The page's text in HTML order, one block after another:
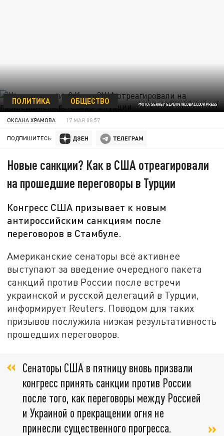
ФОТО: SERGEY ELAGIN/GLOBALLOOKPRESS
ПОЛИТИКА ОБЩЕСТВО
ОКСАНА ХРАМОВА 17 МАЯ 08:57
ПОДПИШИТЕСЬ:
Новые санкции? Как в США отреагировали
на прошедшие переговоры в Турции
Конгресс США призывает к новым
антироссийским санкциям после
переговоров в Стамбуле.
Американские сенаторы всё активнее
выступают за введение очередного пакета
санкций против России после встречи
украинской и русской делегаций в Турции,
информирует Reuters. Поводом для таких
призывов послужила низкая результативность
прошедших переговоров.
Сенаторы США в пятницу вновь призвали
конгресс принять санкции против России
после того, как переговоры между Россией
и Украиной о прекращении огня не
принесли существенного прогресса.